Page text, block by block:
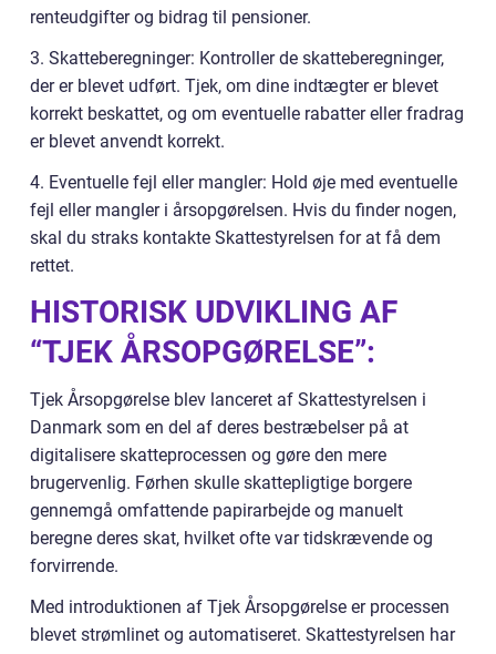
renteudgifter og bidrag til pensioner.
3. Skatteberegninger: Kontroller de skatteberegninger,
der er blevet udført. Tjek, om dine indtægter er blevet
korrekt beskattet, og om eventuelle rabatter eller fradrag
er blevet anvendt korrekt.
4. Eventuelle fejl eller mangler: Hold øje med eventuelle
fejl eller mangler i årsopgørelsen. Hvis du finder nogen,
skal du straks kontakte Skattestyrelsen for at få dem
rettet.
HISTORISK UDVIKLING AF
“TJEK ÅRSOPGØRELSE”:
Tjek Årsopgørelse blev lanceret af Skattestyrelsen i
Danmark som en del af deres bestræbelser på at
digitalisere skatteprocessen og gøre den mere
brugervenlig. Førhen skulle skattepligtige borgere
gennemgå omfattende papirarbejde og manuelt
beregne deres skat, hvilket ofte var tidskrævende og
forvirrende.
Med introduktionen af Tjek Årsopgørelse er processen
blevet strømlinet og automatiseret. Skattestyrelsen har